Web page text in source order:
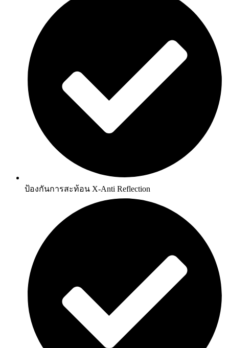
ป้องกันการสะท้อน X-Anti Reflection